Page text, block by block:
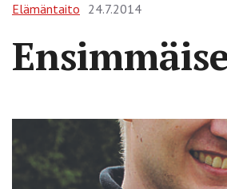
Elämäntaito 24.7.2014